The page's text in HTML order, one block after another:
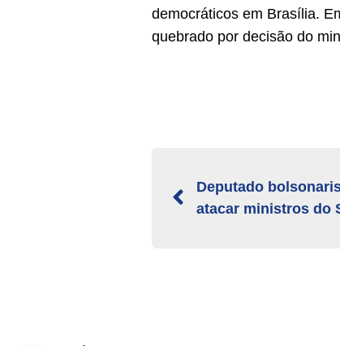
democráticos em Brasília.
quebrado por decisão do
Deputado
atacar ministros do